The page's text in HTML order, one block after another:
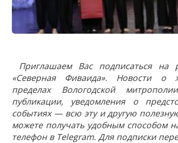
Приглашаем Вас подписаться на
«Северная Фиваида». Новости о
пределах Вологодской
публикации, уведомления о
событиях — всю эту и другую
можете получать удобным способом
телефон в Telegram. Для подписки